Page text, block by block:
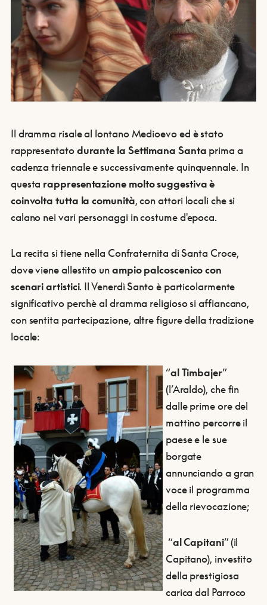
Il dramma risale al lontano Medioevo ed è stato
rappresentatodurante la Settimana Santa prima a
cadenza triennale e successivamente quinquennale. In
questa rappresentazione molto suggestiva è
coinvolta tutta la comunità, con attori locali che si
calano nei vari personaggi in costume d'epoca.
La recita si tiene nella Confraternita di Santa Croce,
dove viene allestito unampio palcoscenico con
scenari artistici. Il Venerdì Santo è particolarmente
significativo perchè al dramma religioso si affiancano,
con sentita partecipazione, altre figure della tradizione
locale:
“al Timbajer”
(l’Araldo), che fin
dalle prime ore del
mattino percorre il
paese e le sue
borgate
annunciando a gran
voce il programma
della rievocazione;
“al Capitani” (il
Capitano), investito
della prestigiosa
carica dal Parroco